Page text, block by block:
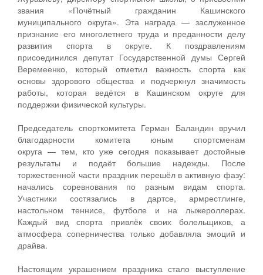
звания «Почётный гражданин Кашинского
муниципального округа». Эта награда — заслуженное
признание его многолетнего труда и преданности делу
развития спорта в округе. К поздравлениям
присоединился депутат Государственной думы Сергей
Веремеенко, который отметил важность спорта как
основы здорового общества и подчеркнул значимость
работы, которая ведётся в Кашинском округе для
поддержки физической культуры.
Председатель спорткомитета Герман Баландин вручил
благодарности комитета юным спортсменам
округа — тем, кто уже сегодня показывает достойные
результаты и подаёт большие надежды. После
торжественной части праздник перешёл в активную фазу:
начались соревнования по разным видам спорта.
Участники состязались в дартсе, армрестлинге,
настольном теннисе, футболе и на лыжероллерах.
Каждый вид спорта привлёк своих болельщиков, а
атмосфера соперничества только добавляла эмоций и
драйва.
Настоящим украшением праздника стало выступление